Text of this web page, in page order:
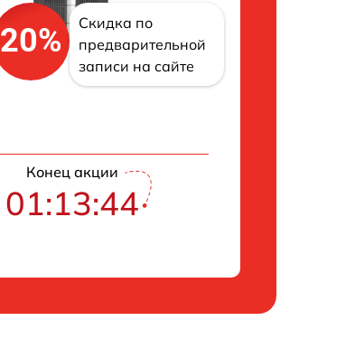
20%
Скидка по
предварительной
записи на сайте
Конец акции
01:13:43